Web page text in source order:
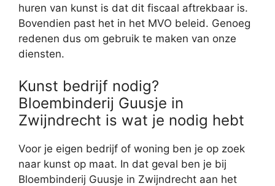
huren van kunst is dat dit fiscaal aftrekbaar is.
Bovendien past het in het MVO beleid. Genoeg
redenen dus om gebruik te maken van onze
diensten.
Kunst bedrijf nodig?
Bloembinderij Guusje in
Zwijndrecht is wat je nodig hebt
Voor je eigen bedrijf of woning ben je op zoek
naar kunst op maat. In dat geval ben je bij
Bloembinderij Guusje in Zwijndrecht aan het